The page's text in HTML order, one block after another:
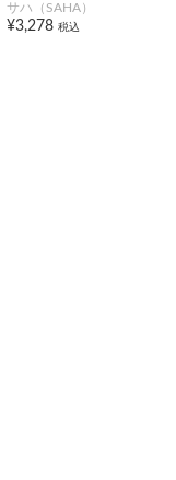
サハ（SAHA）
¥3,278 税込